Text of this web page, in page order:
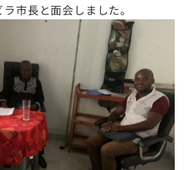
市長と面会しました。